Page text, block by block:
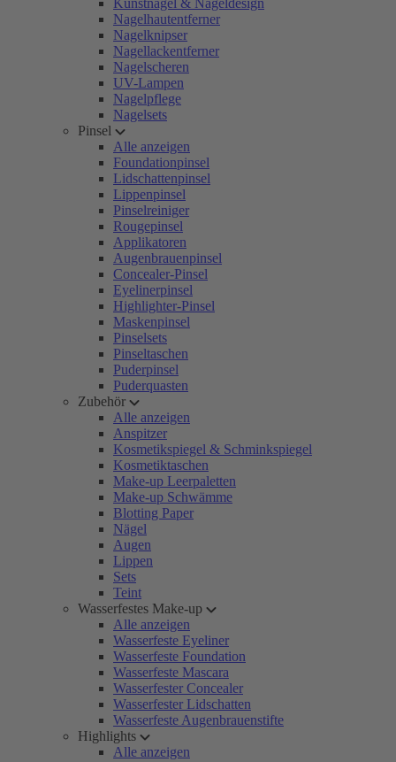
Kunstnägel & Nageldesign
Nagelhautentferner
Nagelknipser
Nagellackentferner
Nagelscheren
UV-Lampen
Nagelpflege
Nagelsets
Pinsel
Alle anzeigen
Foundationpinsel
Lidschattenpinsel
Lippenpinsel
Pinselreiniger
Rougepinsel
Applikatoren
Augenbrauenpinsel
Concealer-Pinsel
Eyelinerpinsel
Highlighter-Pinsel
Maskenpinsel
Pinselsets
Pinseltaschen
Puderpinsel
Puderquasten
Zubehör
Alle anzeigen
Anspitzer
Kosmetikspiegel & Schminkspiegel
Kosmetiktaschen
Make-up Leerpaletten
Make-up Schwämme
Blotting Paper
Nägel
Augen
Lippen
Sets
Teint
Wasserfestes Make-up
Alle anzeigen
Wasserfeste Eyeliner
Wasserfeste Foundation
Wasserfeste Mascara
Wasserfester Concealer
Wasserfester Lidschatten
Wasserfeste Augenbrauenstifte
Highlights
Alle anzeigen